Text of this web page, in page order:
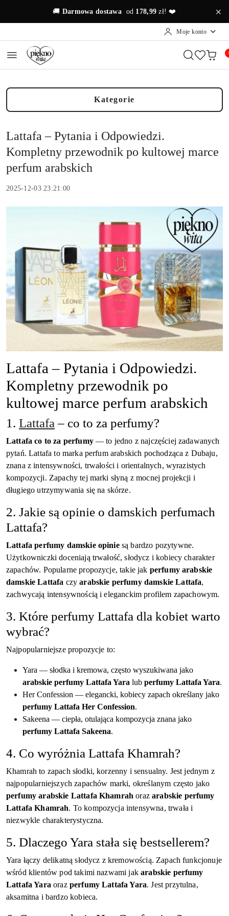
Przejdź do treści głównej
Przejdź do wyszukiwarki
Przejdź do moje konto
Przejdź do menu głównego
Przejdź do stopki
🚚 Darmowa dostawa od 178,99 zł! ❤️
Moje konto
Kategorie
Lattafa – Pytania i Odpowiedzi.
Kompletny przewodnik po kultowej marce
perfum arabskich
2025-12-03 23:21:00
Lattafa – Pytania i Odpowiedzi.
Kompletny przewodnik po
kultowej marce perfum arabskich
1. Lattafa – co to za perfumy?
Lattafa co to za perfumy— to jedno z najczęściej zadawanych
pytań. Lattafa to marka perfum arabskich pochodząca z Dubaju,
znana z intensywności, trwałości i orientalnych, wyrazistych
kompozycji. Zapachy tej marki słyną z mocnej projekcji i
długiego utrzymywania się na skórze.
2. Jakie są opinie o damskich perfumach
Lattafa?
Lattafa perfumy damskie opiniesą bardzo pozytywne.
Użytkowniczki doceniają trwałość, słodycz i kobiecy charakter
zapachów. Popularne propozycje, takie jak perfumy arabskie
damskie Lattafa czyarabskie perfumy damskie Lattafa,
zachwycają intensywnością i eleganckim profilem zapachowym.
3. Które perfumy Lattafa dla kobiet warto
wybrać?
Najpopularniejsze propozycje to:
Yara — słodka i kremowa, często wyszukiwana jako
arabskie perfumy Lattafa Yara lub perfumy Lattafa Yara.
Her Confession — elegancki, kobiecy zapach określany jako
perfumy Lattafa Her Confession.
Sakeena — ciepła, otulająca kompozycja znana jako
perfumy Lattafa Sakeena.
4. Co wyróżnia Lattafa Khamrah?
Khamrah to zapach słodki, korzenny i sensualny. Jest jednym z
najpopularniejszych zapachów marki, określanym często jako
perfumy arabskie Lattafa Khamrah orazarabskie perfumy
Lattafa Khamrah. To kompozycja intensywna, trwała i
niezwykle charakterystyczna.
5. Dlaczego Yara stała się bestsellerem?
Yara łączy delikatną słodycz z kremowością. Zapach funkcjonuje
wśród klientów pod takimi nazwami jakarabskie perfumy
Lattafa Yara oraz perfumy Lattafa Yara. Jest przytulna,
aksamitna i bardzo kobieca.